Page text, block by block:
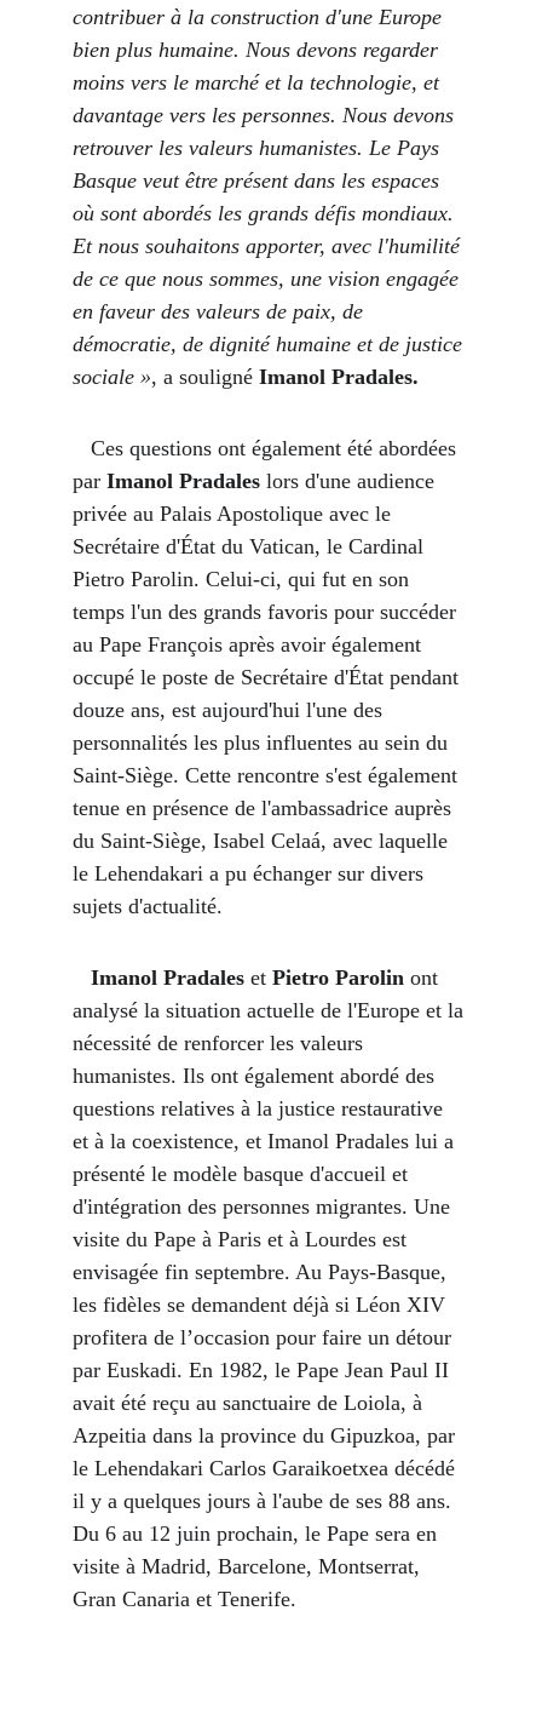
contribuer à la construction d'une Europe
bien plus humaine. Nous devons regarder
moins vers le marché et la technologie, et
davantage vers les personnes. Nous devons
retrouver les valeurs humanistes. Le Pays
Basque veut être présent dans les espaces
où sont abordés les grands défis mondiaux.
Et nous souhaitons apporter, avec l'humilité
de ce que nous sommes, une vision engagée
en faveur des valeurs de paix, de
démocratie, de dignité humaine et de justice
sociale », a souligné Imanol Pradales.
par Imanol Pradales lors d'une audience
privée au Palais Apostolique avec le
Secrétaire d'État du Vatican, le Cardinal
Pietro Parolin. Celui-ci, qui fut en son
temps l'un des grands favoris pour succéder
au Pape François après avoir également
occupé le poste de Secrétaire d'État pendant
douze ans, est aujourd'hui l'une des
personnalités les plus influentes au sein du
Saint-Siège. Cette rencontre s'est également
tenue en présence de l'ambassadrice auprès
du Saint-Siège, Isabel Celaá, avec laquelle
le Lehendakari a pu échanger sur divers
sujets d'actualité.
Imanol Pradales et Pietro Parolin ont
analysé la situation actuelle de l'Europe et la
nécessité de renforcer les valeurs
humanistes. Ils ont également abordé des
questions relatives à la justice restaurative
et à la coexistence, et Imanol Pradales lui a
présenté le modèle basque d'accueil et
d'intégration des personnes migrantes. Une
visite du Pape à Paris et à Lourdes est
envisagée fin septembre. Au Pays-Basque,
les fidèles se demandent déjà si Léon XIV
profitera de l’occasion pour faire un détour
par Euskadi. En 1982, le Pape Jean Paul II
avait été reçu au sanctuaire de Loiola, à
Azpeitia dans la province du Gipuzkoa, par
le Lehendakari Carlos Garaikoetxea décédé
il y a quelques jours à l'aube de ses 88 ans.
Du 6 au 12 juin prochain, le Pape sera en
visite à Madrid, Barcelone, Montserrat,
Gran Canaria et Tenerife.